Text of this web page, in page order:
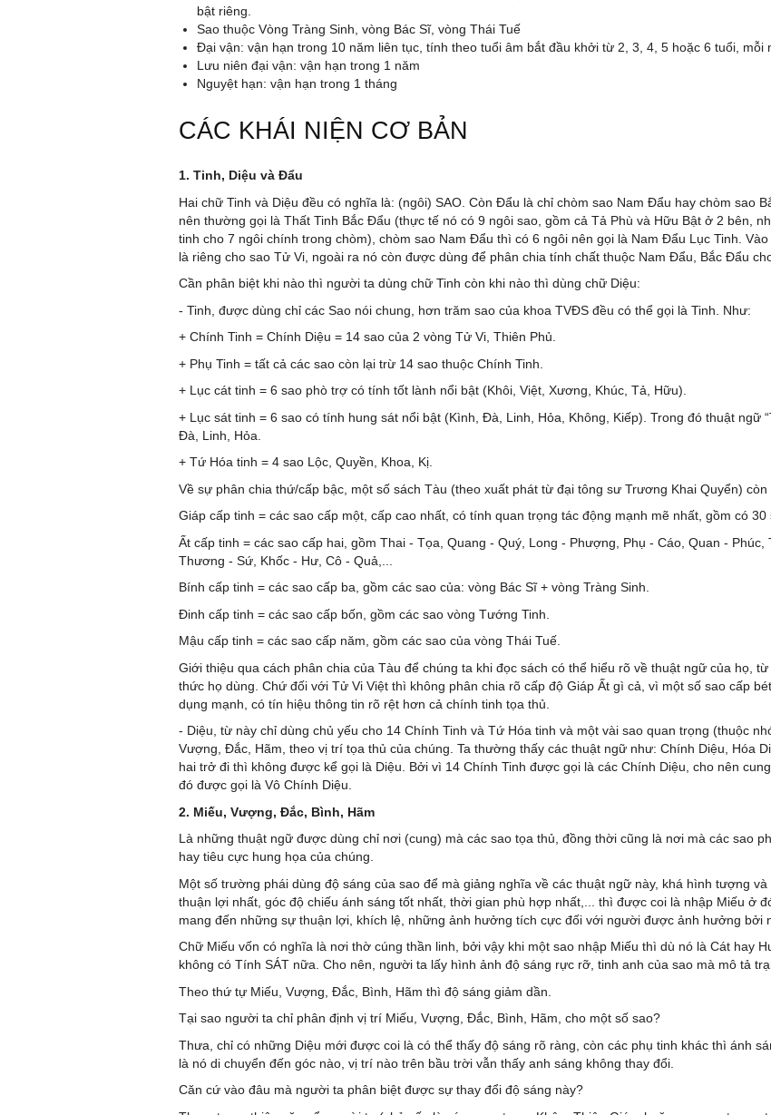
bật riêng.
Sao thuộc Vòng Tràng Sinh, vòng Bác Sĩ, vòng Thái Tuế
Đại vận: vận hạn trong 10 năm liên tục, tính theo tuổi âm bắt đầu khởi từ 2, 3, 4, 5 hoặc 6 tuổi, mỗi
Lưu niên đại vận: vận hạn trong 1 năm
Nguyệt hạn: vận hạn trong 1 tháng
CÁC KHÁI NIỆN CƠ BẢN
1. Tinh, Diệu và Đẩu
Hai chữ Tinh và Diệu đều có nghĩa là: (ngôi) SAO. Còn Đẩu là chỉ chòm sao Nam Đẩu hay chòm sao
nên thường gọi là Thất Tinh Bắc Đẩu (thực tế nó có 9 ngôi sao, gồm cả Tả Phù và Hữu Bật ở 2 bên,
tinh cho 7 ngôi chính trong chòm), chòm sao Nam Đẩu thì có 6 ngôi nên gọi là Nam Đẩu Lục Tinh.
là riêng cho sao Tử Vi, ngoài ra nó còn được dùng để phân chia tính chất thuộc Nam Đẩu, Bắc Đẩu
Cần phân biệt khi nào thì người ta dùng chữ Tinh còn khi nào thì dùng chữ Diệu:
- Tinh, được dùng chỉ các Sao nói chung, hơn trăm sao của khoa TVĐS đều có thể gọi là Tinh. Như:
+ Chính Tinh = Chính Diệu = 14 sao của 2 vòng Tử Vi, Thiên Phủ.
+ Phụ Tinh = tất cả các sao còn lại trừ 14 sao thuộc Chính Tinh.
+ Lục cát tinh = 6 sao phò trợ có tính tốt lành nổi bật (Khôi, Việt, Xương, Khúc, Tả, Hữu).
+ Lục sát tinh = 6 sao có tính hung sát nổi bật (Kình, Đà, Linh, Hỏa, Không, Kiếp). Trong đó thuật ngữ
Đà, Linh, Hỏa.
+ Tứ Hóa tinh = 4 sao Lộc, Quyền, Khoa, Kị.
Về sự phân chia thứ/cấp bậc, một số sách Tàu (theo xuất phát từ đại tông sư Trương Khai Quyển) còn
Giáp cấp tinh = các sao cấp một, cấp cao nhất, có tính quan trọng tác động mạnh mẽ nhất, gồm có
Ất cấp tinh = các sao cấp hai, gồm Thai - Tọa, Quang - Quý, Long - Phượng, Phụ - Cáo, Quan - Phúc,
Thương - Sứ, Khốc - Hư, Cô - Quả,...
Bính cấp tinh = các sao cấp ba, gồm các sao của: vòng Bác Sĩ + vòng Tràng Sinh.
Đinh cấp tinh = các sao cấp bốn, gồm các sao vòng Tướng Tinh.
Mậu cấp tinh = các sao cấp năm, gồm các sao của vòng Thái Tuế.
Giới thiệu qua cách phân chia của Tàu để chúng ta khi đọc sách có thể hiểu rõ về thuật ngữ của họ,
thức họ dùng. Chứ đối với Tử Vi Việt thì không phân chia rõ cấp độ Giáp Ất gì cả, vì một số sao cấp
dụng mạnh, có tín hiệu thông tin rõ rệt hơn cả chính tinh tọa thủ.
- Diệu, từ này chỉ dùng chủ yếu cho 14 Chính Tinh và Tứ Hóa tinh và một vài sao quan trọng (thuộc
Vượng, Đắc, Hãm, theo vị trí tọa thủ của chúng. Ta thường thấy các thuật ngữ như: Chính Diệu, Hóa
hai trở đi thì không được kể gọi là Diệu. Bởi vì 14 Chính Tinh được gọi là các Chính Diệu, cho nên
đó được gọi là Vô Chính Diệu.
2. Miếu, Vượng, Đắc, Bình, Hãm
Là những thuật ngữ được dùng chỉ nơi (cung) mà các sao tọa thủ, đồng thời cũng là nơi mà các sao
hay tiêu cực hung họa của chúng.
Một số trường phái dùng độ sáng của sao để mà giảng nghĩa về các thuật ngữ này, khá hình tượng
thuận lợi nhất, góc độ chiếu ánh sáng tốt nhất, thời gian phù hợp nhất,... thì được coi là nhập Miếu ở
mang đến những sự thuận lợi, khích lệ, những ảnh hưởng tích cực đối với người được ảnh hưởng bởi
Chữ Miếu vốn có nghĩa là nơi thờ cúng thần linh, bởi vậy khi một sao nhập Miếu thì dù nó là Cát hay
không có Tính SÁT nữa. Cho nên, người ta lấy hình ảnh độ sáng rực rỡ, tinh anh của sao mà mô tả
Theo thứ tự Miếu, Vượng, Đắc, Bình, Hãm thì độ sáng giảm dần.
Tại sao người ta chỉ phân định vị trí Miếu, Vượng, Đắc, Bình, Hãm, cho một số sao?
Thưa, chỉ có những Diệu mới được coi là có thể thấy độ sáng rõ ràng, còn các phụ tinh khác thì ánh
là nó di chuyển đến góc nào, vị trí nào trên bầu trời vẫn thấy anh sáng không thay đổi.
Căn cứ vào đâu mà người ta phân biệt được sự thay đổi độ sáng này?